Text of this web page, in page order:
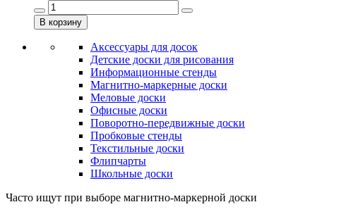
Аксессуары для досок
Детские доски для рисования
Информационные стенды
Магнитно-маркерные доски
Меловые доски
Офисные доски
Поворотно-передвижные доски
Пробковые стенды
Текстильные доски
Флипчарты
Школьные доски
Часто ищут при выборе магнитно-маркерной доски